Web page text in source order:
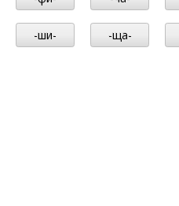
-ши- -ща-